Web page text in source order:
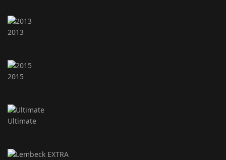
2013
2015
Ultimate